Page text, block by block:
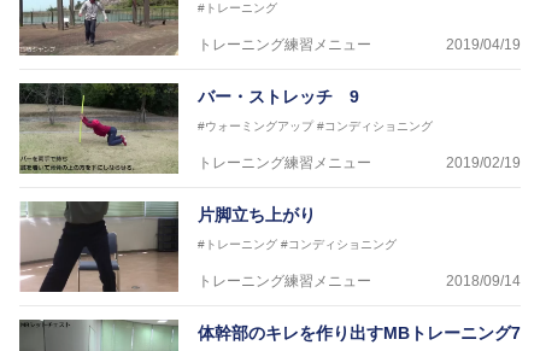
～豊かな環境がなくても工夫次第で
#トレーニング
トレーニング練習メニュー 2019/04/19
バー・ストレッチ 9
#ウォーミングアップ #コンディショニング
トレーニング練習メニュー 2019/02/19
片脚立ち上がり
#トレーニング #コンディショニング
トレーニング練習メニュー 2018/09/14
体幹部のキレを作り出すMBトレーニング7